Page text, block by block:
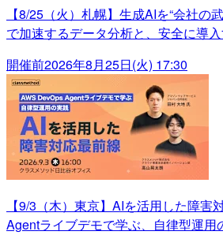
【8/25（火）札幌】生成AIを“会社の
で加速するデータ分析と、安全に導
開催前2026年8月25日(火) 17:30
【9/3（木）東京】AIを活用した障害
Agentライブデモで学ぶ、自律型運用